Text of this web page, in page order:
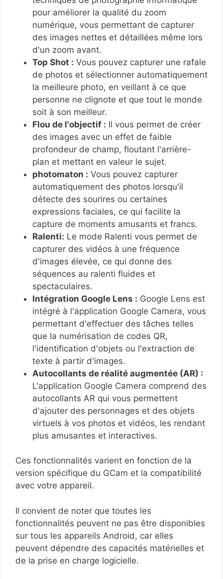
pour améliorer la qualité du zoom
numérique, vous permettant de capturer
des images nettes et détaillées même lors
d'un zoom avant.
Top Shot : Vous pouvez capturer une rafale
de photos et sélectionner automatiquement
la meilleure photo, en veillant à ce que
personne ne clignote et que tout le monde
soit à son meilleur.
Flou de l'objectif : Il vous permet de créer
des images avec un effet de faible
profondeur de champ, floutant l'arrière-
plan et mettant en valeur le sujet.
photomaton : Vous pouvez capturer
automatiquement des photos lorsqu'il
détecte des sourires ou certaines
expressions faciales, ce qui facilite la
capture de moments amusants et francs.
Ralenti: Le mode Ralenti vous permet de
capturer des vidéos à une fréquence
d'images élevée, ce qui donne des
séquences au ralenti fluides et
spectaculaires.
Intégration Google Lens : Google Lens est
intégré à l'application Google Camera, vous
permettant d'effectuer des tâches telles
que la numérisation de codes QR,
l'identification d'objets ou l'extraction de
texte à partir d'images.
Autocollants de réalité augmentée (AR) :
L'application Google Camera comprend des
autocollants AR qui vous permettent
d'ajouter des personnages et des objets
virtuels à vos photos et vidéos, les rendant
plus amusantes et interactives.
Ces fonctionnalités varient en fonction de la
version spécifique du GCam et la compatibilité
avec votre appareil.
Il convient de noter que toutes les
fonctionnalités peuvent ne pas être disponibles
sur tous les appareils Android, car elles
peuvent dépendre des capacités matérielles et
de la prise en charge logicielle.